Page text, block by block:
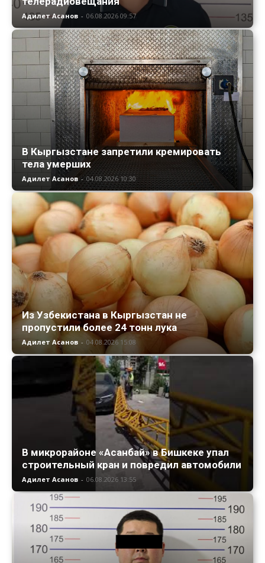
Адилет Асанов - 06.08.2026 09:57
В Кыргызстане запретили кремировать
тела умерших
Адилет Асанов - 04.08.2026 10:30
Из Узбекистана в Кыргызстан не
пропустили более 24 тонн лука
Адилет Асанов - 04.08.2026 15:08
В микрорайоне «Асанбай» в Бишкеке упал
строительный кран и повредил автомобили
Адилет Асанов - 06.08.2026 13:55